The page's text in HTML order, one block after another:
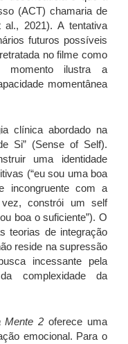
(ACT) chamaria de
al., 2021). A tentativa
futuros possíveis
no filme como
momento ilustra a
momentânea
clínica abordado na
Si” (Sense of Self).
uma identidade
(“eu sou uma boa
incongruente com a
constrói um self
boa o suficiente”). O
teorias de integração
reside na supressão
incessante pela
complexidade da
Mente 2 oferece uma
emocional. Para o